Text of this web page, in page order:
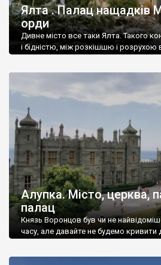
Ялта . Палац нащадків
орди
Дивне місто все таки Ялта. Такого
і бідністю, між розкішшю і розрухою
Алупка. Місто, церква,
палац
Князь Воронцов був чи не
часу, але давайте не будемо